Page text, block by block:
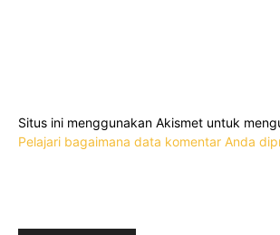
Situs ini menggunakan Akismet untuk
Pelajari bagaimana data komentar Anda